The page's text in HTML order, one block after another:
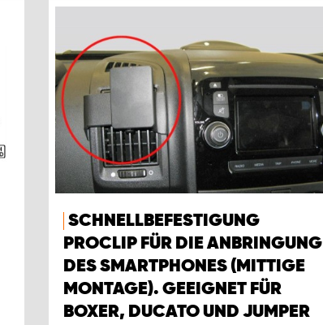
SCHNELLBEFESTIGUNG
PROCLIP FÜR DIE ANBRINGUNG
DES SMARTPHONES (MITTIGE
MONTAGE). GEEIGNET FÜR
BOXER, DUCATO UND JUMPER